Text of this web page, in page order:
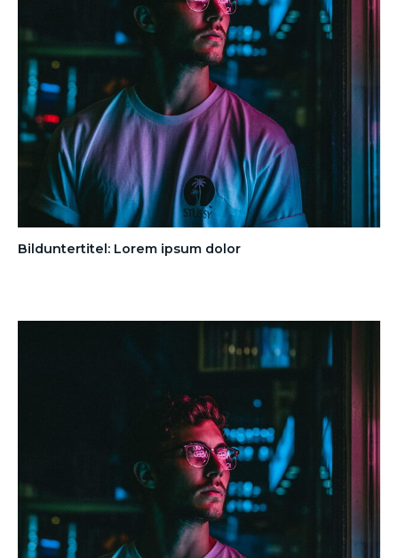
Bilduntertitel: Lorem ipsum dolor